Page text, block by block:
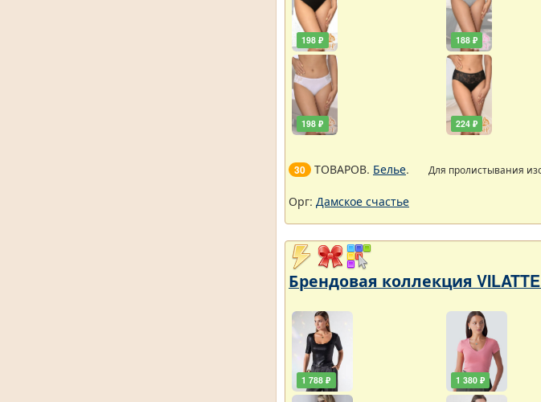
198 ₽
198 ₽
188 ₽
224 ₽
30 ТОВАРОВ. Белье. Для пролистывания
Орг: Дамское счастье
Брендовая коллекция
1 788 ₽ 1 380 ₽